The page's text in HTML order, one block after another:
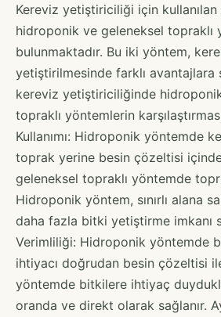
Kereviz yetiştiriciliği için kullanılan
hidroponik ve geleneksel topraklı
bulunmaktadır. Bu iki yöntem,
yetiştirilmesinde farklı avantajlara
kereviz yetiştiriciliğinde
topraklı yöntemlerin
Kullanımı: Hidroponik yöntemde
toprak yerine besin çözeltisi
geleneksel topraklı yöntemde
Hidroponik yöntem, sınırlı alana
daha fazla bitki yetiştirme imkanı
Verimliliği: Hidroponik yöntemde
ihtiyacı doğrudan besin çözeltisi
yöntemde bitkilere ihtiyaç
oranda ve direkt olarak sağlanır.